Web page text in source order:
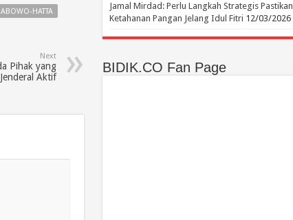
HATTA
Next
Pihak yang
Aktif
Jamal Mirdad: Perlu Langkah Strategis Pastikan
Ketahanan Pangan Jelang Idul Fitri 12/03/2026
BIDIK.CO Fan Page